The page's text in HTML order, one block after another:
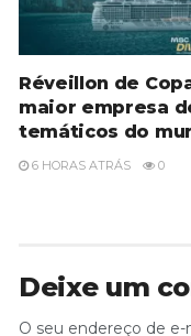
Réveillon de
maior empresa
temáticos do
6 HORAS ATRÁS 0
Deixe um
O seu endereço de e-